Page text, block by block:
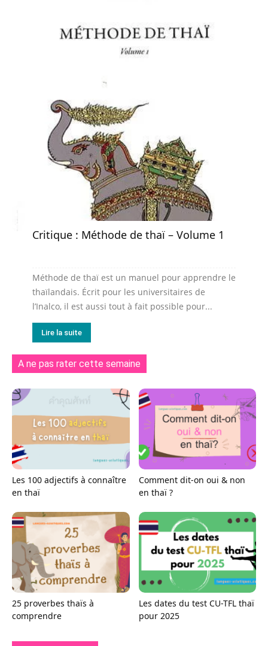
Critique : Méthode de thaï – Volume 1
Méthode de thaï est un manuel pour apprendre le
thaïlandais. Écrit pour les universitaires de
l’Inalco, il est aussi tout à fait possible pour...
Lire la suite
A ne pas rater cette semaine
Les 100 adjectifs à connaître
en thaï
Comment dit-on oui & non
en thaï ?
25 proverbes thaïs à
comprendre
Les dates du test CU-TFL thaï
pour 2025